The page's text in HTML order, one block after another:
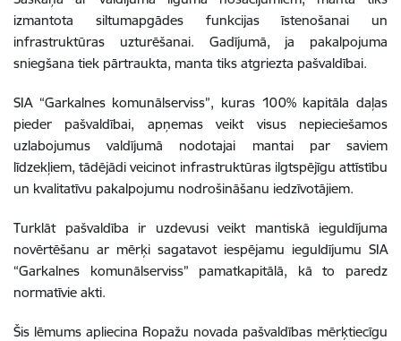
izmantota siltumapgādes funkcijas īstenošanai un
infrastruktūras uzturēšanai. Gadījumā, ja pakalpojuma
sniegšana tiek pārtraukta, manta tiks atgriezta pašvaldībai.
SIA “Garkalnes komunālserviss”, kuras 100% kapitāla daļas
pieder pašvaldībai, apņemas veikt visus nepieciešamos
uzlabojumus valdījumā nodotajai mantai par saviem
līdzekļiem, tādējādi veicinot infrastruktūras ilgtspējīgu attīstību
un kvalitatīvu pakalpojumu nodrošināšanu iedzīvotājiem.
Turklāt pašvaldība ir uzdevusi veikt mantiskā ieguldījuma
novērtēšanu ar mērķi sagatavot iespējamu ieguldījumu SIA
“Garkalnes komunālserviss” pamatkapitālā, kā to paredz
normatīvie akti.
Šis lēmums apliecina Ropažu novada pašvaldības mērķtiecīgu